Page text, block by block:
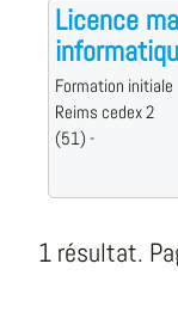
Licence
Formation initiale
Reims cedex 2
(51) -
1 résultat.